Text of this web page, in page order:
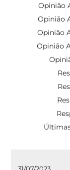
Opinião
Opinião
Opinião
Opinião